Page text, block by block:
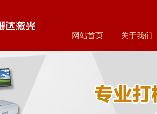
网站首页 关于我们